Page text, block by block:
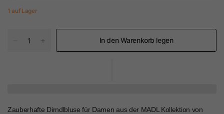
1 auf Lager
In den Warenkorb legen
Zauberhafte Dirndlbluse für Damen aus der MADL Kollektion von